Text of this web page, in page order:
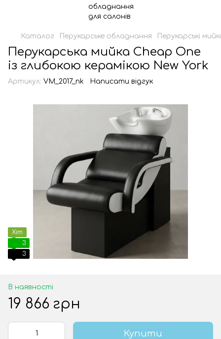
Каталог Перукарське обладнання Перукарські
Перукарська мийка Cheap One
із глибокою керамікою New York
Артикул: VM_2017_nk Написати відгук
Хіт
3
3
В наявності
19 866 грн
Купити